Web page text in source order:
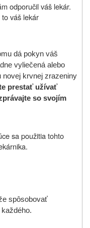
odporučil váš lekár.
váš lekár
dá pokyn váš
vyliečená alebo
krvnej zrazeniny
prestať užívať
so svojím
sa použitia tohto
spôsobovať